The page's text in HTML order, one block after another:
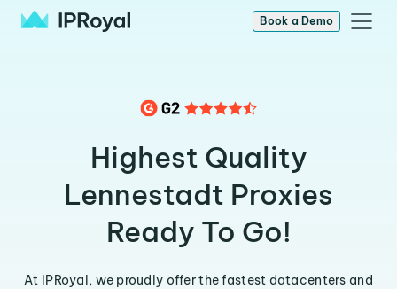
Book a Demo
Highest Quality
Lennestadt Proxies
Ready To Go!
At IPRoyal, we proudly offer the fastest datacenters and